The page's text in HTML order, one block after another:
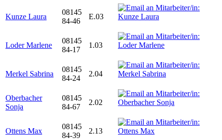
Kunze Laura
08145
84-46
E.03
Loder Marlene
08145
84-17
1.03
Merkel Sabrina
08145
84-24
2.04
Oberbacher
Sonja
08145
84-67
2.02
Ottens Max
08145
84-39
2.13